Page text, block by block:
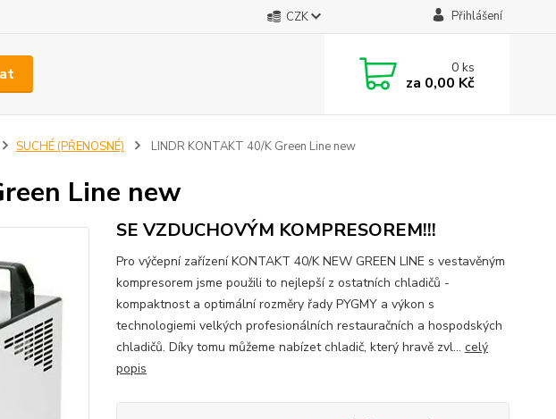
CZK Přihlášení
0ks
za 0,00 Kč
SUCHÉ (PŘENOSNÉ) LINDR KONTAKT 40/K Green Line new
Line new
SE VZDUCHOVÝM KOMPRESOREM!!!
Pro výčepní zařízení KONTAKT 40/K NEW GREEN LINE s vestavěným
kompresorem jsme použili to nejlepší z ostatních chladičů -
kompaktnost a optimální rozměry řady PYGMY a výkon s
technologiemi velkých profesionálních restauračních a hospodských
chladičů. Díky tomu můžeme nabízet chladič, který hravě zvl... celý
popis